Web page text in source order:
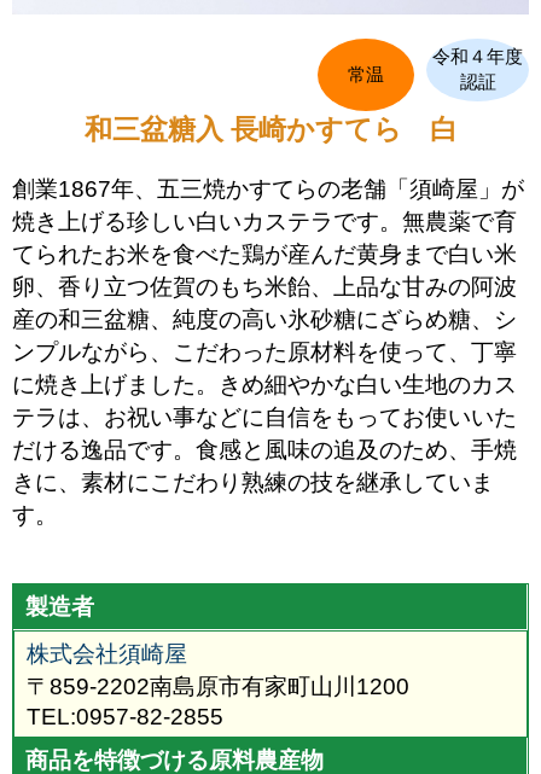
令和４年度
認証
常温
和三盆糖入 ⾧崎かすてら 白
創業1867年、五三焼かすてらの老舗「須崎屋」が
焼き上げる珍しい白いカステラです。無農薬で育
てられたお米を食べた鶏が産んだ黄身まで白い米
卵、香り立つ佐賀のもち米飴、上品な甘みの阿波
産の和三盆糖、純度の高い氷砂糖にざらめ糖、シ
ンプルながら、こだわった原材料を使って、丁寧
に焼き上げました。きめ細やかな白い生地のカス
テラは、お祝い事などに自信をもってお使いいた
だける逸品です。食感と風味の追及のため、手焼
きに、素材にこだわり熟練の技を継承していま
す。
製造者
株式会社須崎屋
〒859-2202南島原市有家町山川1200
TEL:0957-82-2855
商品を特徴づける原料農産物